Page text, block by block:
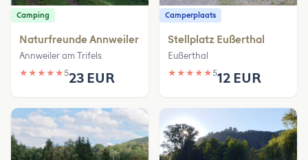
Camping
Naturfreunde Annweiler
Annweiler am Trifels
★ ★ ★ ★ ★523 EUR
Camperplaats
Stellplatz Eußerthal
Eußerthal
★ ★ ★ ★ ★512 EUR